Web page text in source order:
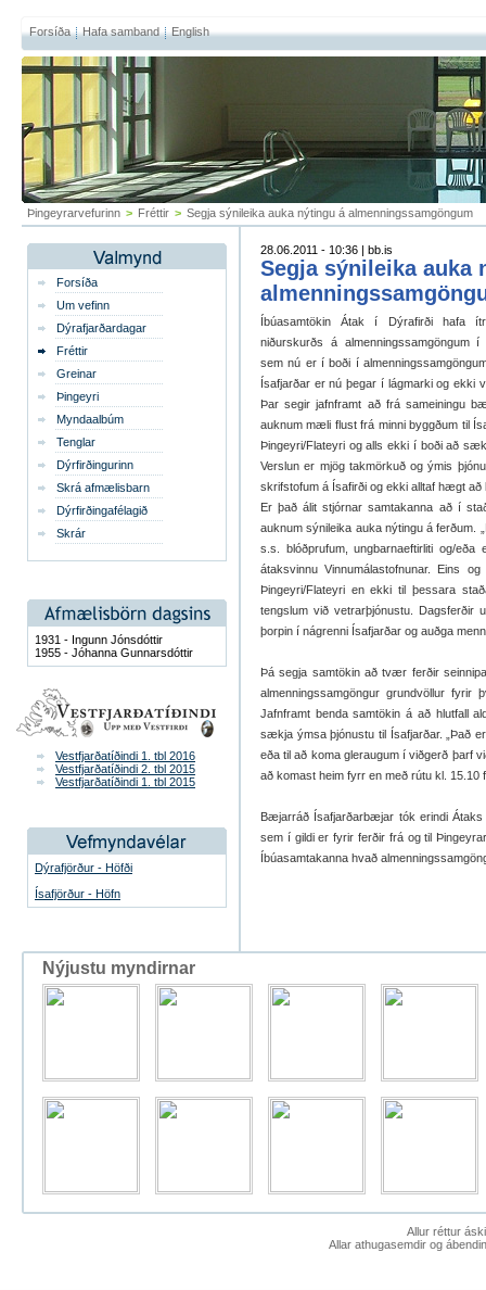
Forsíða Hafa samband English
Þingeyrarvefurinn > Fréttir > Segja sýnileika auka nýtingu á almenningssamgöngum
Forsíða
Um vefinn
Dýrafjarðardagar
Fréttir
Greinar
Þingeyri
Myndaalbúm
Tenglar
Dýrfirðingurinn
Skrá afmælisbarn
Dýrfirðingafélagið
Skrár
1931 - Ingunn Jónsdóttir
1955 - Jóhanna Gunnarsdóttir
Vestfjarðatíðindi 1. tbl 2016
Vestfjarðatíðindi 2. tbl 2015
Vestfjarðatíðindi 1. tbl 2015
Dýrafjörður - Höfði
Ísafjörður - Höfn
28.06.2011 - 10:36 | bb.is
Segja sýnileika auka
Íbúasamtökin Átak í Dýrafirði hafa
niðurskurðs á almenningssamgöngum
sem nú er í boði í
Ísafjarðar er nú þegar í lágmarki og ekki
Þar segir jafnframt að frá sameiningu
auknum mæli flust frá minni byggðum til
Þingeyri/Flateyri og alls ekki í boði að
Verslun er mjög takmörkuð og ýmis
skrifstofum á Ísafirði og ekki alltaf hægt að
Er það álit stjórnar samtakanna að í
auknum sýnileika auka nýtingu á ferðum.
s.s. blóðprufum, ungbarnaeftirliti og/
átaksvinnu Vinnumálastofnunar. Eins
Þingeyri/Flateyri en ekki til þessara
tengslum við vetrarþjónustu. Dagsferðir
þorpin í nágrenni Ísafjarðar og auðga
Þá segja samtökin að tvær ferðir
almenningssamgöngur grundvöllur
Jafnframt benda samtökin á að hlutfall
sækja ýmsa þjónustu til Ísafjarðar. „Það
eða til að koma gleraugum í viðgerð þarf
að komast heim fyrr en með rútu kl. 15.10
Bæjarráð Ísafjarðarbæjar tók erindi
sem í gildi er fyrir ferðir frá og til
Íbúasamtakanna hvað
Nýjustu myndirnar
Allur réttur
Allar athugasemdir og